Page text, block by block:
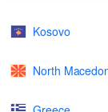
Kosovo
North